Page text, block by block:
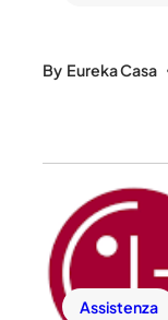
By Eureka Casa
Assistenza